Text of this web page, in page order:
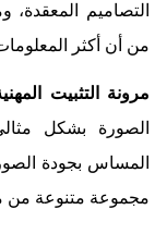
من أن أكثر
مرونة التثبيت
الصورة بشكل
المساس بجودة
مجموعة متنوعة من